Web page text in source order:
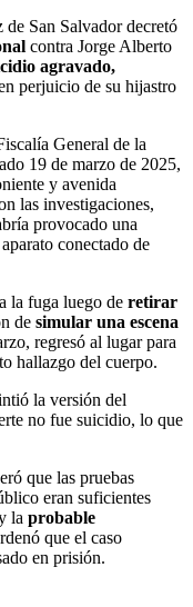
San Salvador decretó
contra Jorge Alberto
agravado,
perjuicio de su hijastro
General de la
19 de marzo de 2025,
y avenida
las investigaciones,
provocado una
conectado de
la fuga luego de retirar
de simular una escena
regresó al lugar para
hallazgo del cuerpo.
la versión del
no fue suicidio, lo que
que las pruebas
eran suficientes
la probable
que el caso
en prisión.